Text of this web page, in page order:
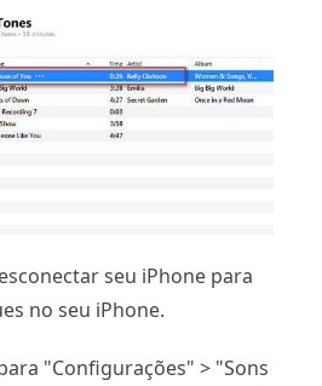
seu iPhone para
no seu iPhone.
"Configurações" > "Sons